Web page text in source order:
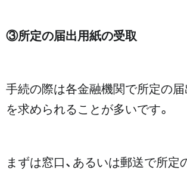
③所定の届出用紙の受取
手続の際は各金融機関で所定の
を求められることが多いです。
まずは窓口、あるいは郵送で所定